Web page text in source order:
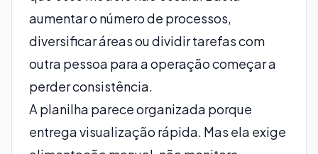
aumentar o número de processos,
diversificar áreas ou dividir tarefas com
outra pessoa para a operação começar a
perder consistência.
A planilha parece organizada porque
entrega visualização rápida. Mas ela exige